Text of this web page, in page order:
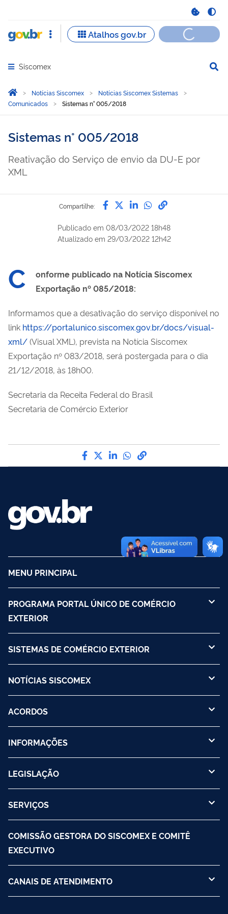
Abrir menu principal de navegação
Siscomex
Você está aqui:
Página Inicial
Notícias Siscomex
Notícias Siscomex Sistemas
Comunicados
Sistemas n° 005/2018
Sistemas n° 005/2018
Reativação do Serviço de envio da DU-E por
XML
Compartilhe: Compartilhe por Facebook
Compartilhe por Twitter
Compartilhe por
Compartilhe
link para
Publicado em 08/03/2022 18h48
Atualizado em 29/03/2022 12h42
C
onforme publicado na Notícia Siscomex
Exportação nº 085/2018:
Informamos que a desativação do serviço disponível no
link https://portalunico.siscomex.gov.br/docs/visual-
xml/(Visual XML), prevista na Notícia Siscomex
Exportação nº 083/2018, será postergada para o dia
21/12/2018, às 18h00.
Secretaria da Receita Federal do Brasil
Secretaria de Comércio Exterior
Compartilhe por Facebook
Compartilhe por Twitter
Compartilhe por
Compartilhe por
link para Copiar
MENU PRINCIPAL
PROGRAMA PORTAL ÚNICO DE COMÉRCIO
EXTERIOR
SISTEMAS DE COMÉRCIO EXTERIOR
NOTÍCIAS SISCOMEX
ACORDOS
INFORMAÇÕES
LEGISLAÇÃO
SERVIÇOS
COMISSÃO GESTORA DO SISCOMEX E COMITÊ
EXECUTIVO
CANAIS DE ATENDIMENTO